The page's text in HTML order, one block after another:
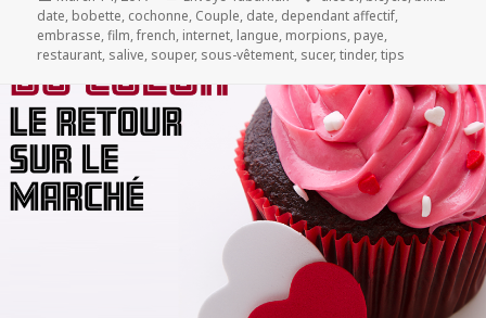
on
date, bobette, cochonne, Couple, date, dependant affectif,
embrasse,film,french, internet, langue, morpions, paye,
restaurant, salive, souper, sous-vêtement, sucer,tinder,tips